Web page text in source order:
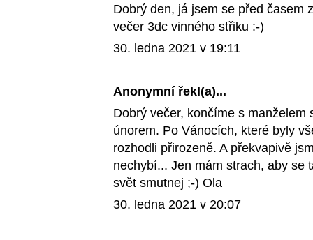
Dobrý den, já jsem se před časem
večer 3dc vinného střiku :-)
30. ledna 2021 v 19:11
Anonymní řekl(a)...
Dobrý večer, končíme s
únorem. Po Vánocích, které byly
rozhodli přirozeně. A překvapivě
nechybí... Jen mám strach, aby se
svět smutnej ;-) Ola
30. ledna 2021 v 20:07